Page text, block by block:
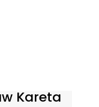
Kareta